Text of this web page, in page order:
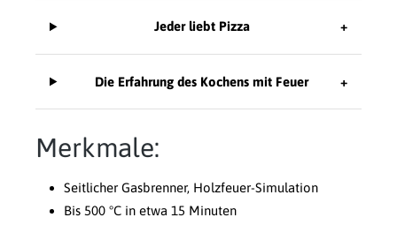
Jeder liebt Pizza +
Die Erfahrung des Kochens mit Feuer +
Merkmale:
Seitlicher Gasbrenner, Holzfeuer-Simulation
Bis 500 °C in etwa 15 Minuten